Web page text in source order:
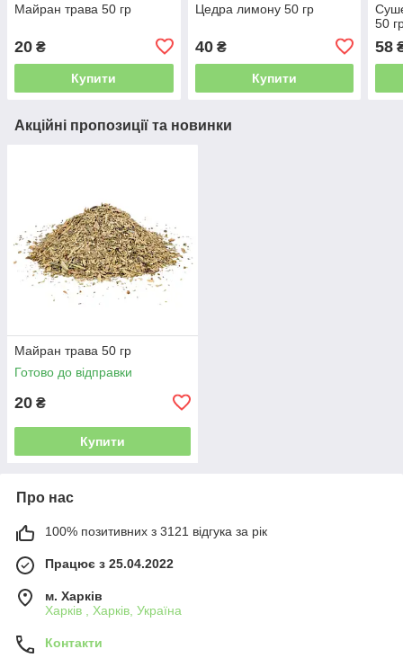
Майран трава 50 гр
20 ₴
Купити
Цедра лимону 50 гр
40₴
Купити
50
58
Акційні пропозиції та новинки
Майран трава 50 гр
Готово до відправки
20 ₴
Купити
Про нас
100% позитивних з 3121 відгука за рік
Працює з 25.04.2022
м. Харків
Харків , Харків, Україна
Контакти